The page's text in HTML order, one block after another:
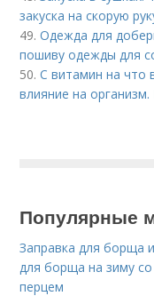
закуска на скорую
49.Одежда для
пошиву одежды для
50.С витамин на
влияние на
Популярные
Заправка для борща
для борща на зиму
перцем